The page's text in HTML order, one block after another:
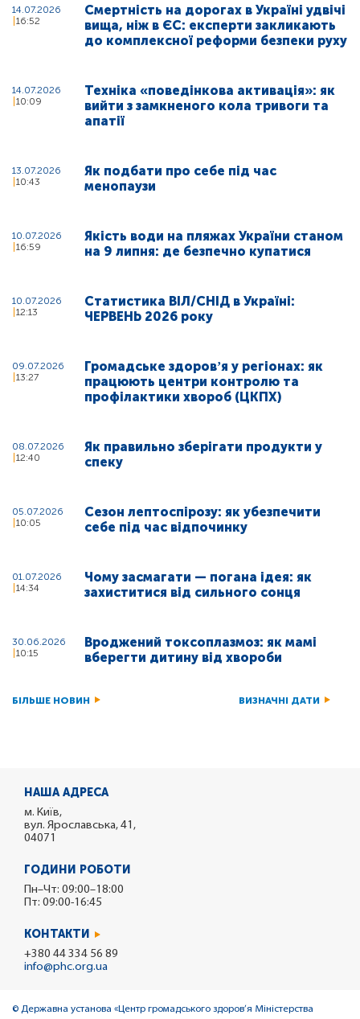
14.07.2026
16:52
Смертність на дорогах в Україні удвічі
вища, ніж в ЄС: експерти закликають
до комплексної реформи безпеки руху
14.07.2026
10:09
Техніка «поведінкова активація»: як
вийти з замкненого кола тривоги та
апатії
13.07.2026
10:43
Як подбати про себе під час
менопаузи
10.07.2026
16:59
Якість води на пляжах України станом
на 9 липня: де безпечно купатися
10.07.2026
12:13
Статистика ВІЛ/СНІД в Україні:
ЧЕРВЕНЬ 2026 року
09.07.2026
13:27
Громадське здоровʼя у регіонах: як
працюють центри контролю та
профілактики хвороб (ЦКПХ)
08.07.2026
12:40
Як правильно зберігати продукти у
спеку
05.07.2026
10:05
Сезон лептоспірозу: як убезпечити
себе під час відпочинку
01.07.2026
14:34
Чому засмагати — погана ідея: як
захиститися від сильного сонця
30.06.2026
10:15
Вроджений токсоплазмоз: як мамі
вберегти дитину від хвороби
БІЛЬШЕ НОВИН ВИЗНАЧНІ ДАТИ
НАША АДРЕСА
м. Київ,
вул. Ярославська, 41,
04071
ГОДИНИ РОБОТИ
Пн–Чт: 09:00–18:00
Пт: 09:00-16:45
КОНТАКТИ
+380 44 334 56 89
info@phc.org.ua
© Державна установа «Центр громадського здоров’я Міністерства